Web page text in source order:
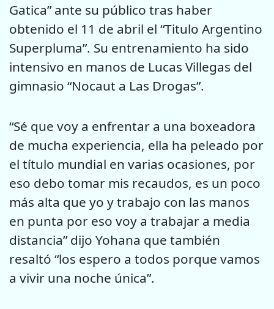
Gatica” ante su público tras haber
obtenido el 11 de abril el “Titulo Argentino
Superpluma”. Su entrenamiento ha sido
intensivo en manos de Lucas Villegas del
gimnasio “Nocaut a Las Drogas”.
“Sé que voy a enfrentar a una boxeadora
de mucha experiencia, ella ha peleado por
el título mundial en varias ocasiones, por
eso debo tomar mis recaudos, es un poco
más alta que yo y trabajo con las manos
en punta por eso voy a trabajar a media
distancia” dijo Yohana que también
resaltó “los espero a todos porque vamos
a vivir una noche única”.